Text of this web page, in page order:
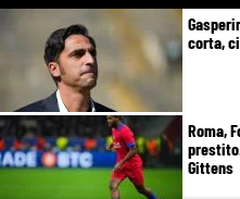
corta,
Roma,
Gittens